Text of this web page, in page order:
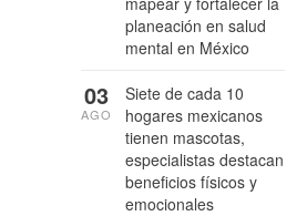
planeación en salud
mental en México
Siete de cada 10
hogares mexicanos
tienen mascotas,
especialistas destacan
beneficios físicos y
emocionales
03
AGO